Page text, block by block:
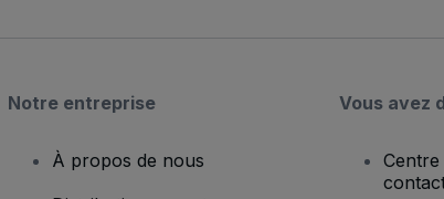
Notre entreprise
À propos de nous
Vous avez